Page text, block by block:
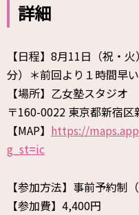
詳細
【日程】8月11日（祝・
分）＊前回より１時間早
【場所】乙女塾スタジオ
〒160-0022 東京都新宿
【MAP】 https://
g_st=ic
【参加方法】事前予約制
【参加費】4,400円